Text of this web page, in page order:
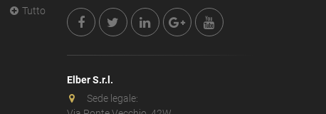
Tutto
Elber S.r.l.
Sede legale: